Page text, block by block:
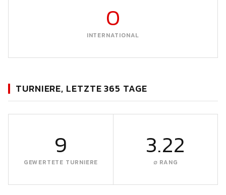
0
INTERNATIONAL
TURNIERE, LETZTE 365 TAGE
9
GEWERTETE TURNIERE
3.22
∅ RANG